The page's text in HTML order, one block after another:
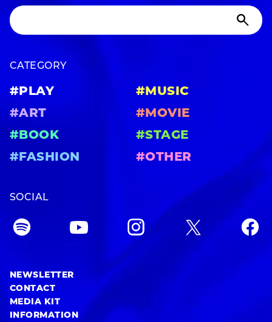
CATEGORY
#PLAY
#MUSIC
#ART
#MOVIE
#BOOK
#STAGE
#FASHION
#OTHER
SOCIAL
NEWSLETTER
CONTACT
MEDIA KIT
INFORMATION